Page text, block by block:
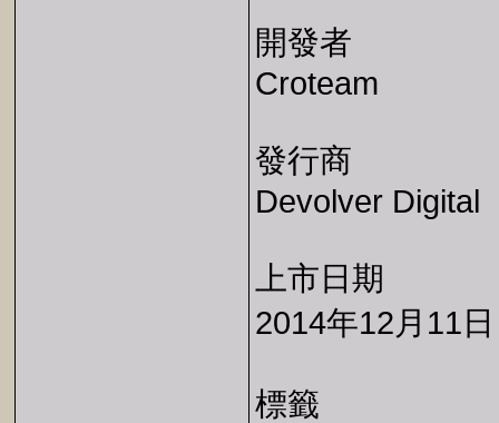
開發者
Croteam
發行商
Devolver Digital
上市日期
2014年12月11日
標籤